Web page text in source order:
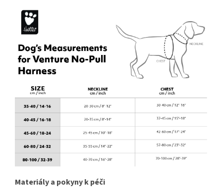
Materiály a pokyny k péči